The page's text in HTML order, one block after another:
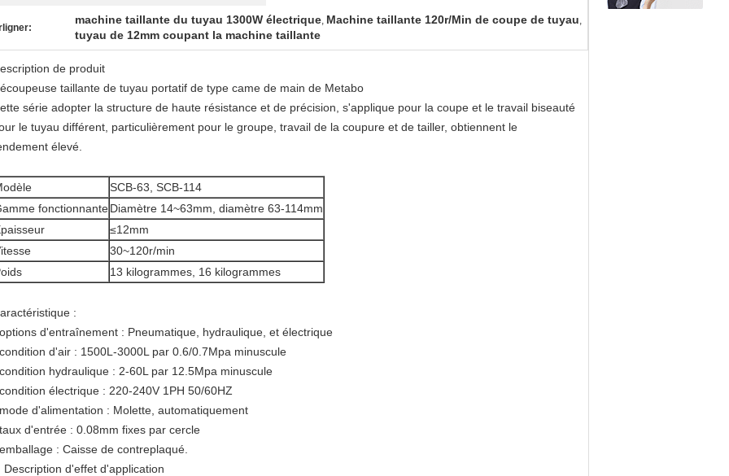
machine taillante du tuyau 1300W électrique, Machine taillante 120r/Min de coupe de tuyau,
tuyau de 12mm coupant la machine taillante
de produit
taillante de tuyau portatif de type came de main de Metabo
série adopter la structure de haute résistance et de précision, s'applique pour la coupe et le travail biseauté
le tuyau différent, particulièrement pour le groupe, travail de la coupure et de tailler, obtiennent le
élevé.
SCB-63, SCB-114
fonctionnanteDiamètre 14~63mm, diamètre 63-114mm
≤12mm
30~120r/min
13 kilogrammes, 16 kilogrammes
:
d'entraînement : Pneumatique, hydraulique, et électrique
d'air : 1500L-3000L par 0.6/0.7Mpa minuscule
hydraulique : 2-60L par 12.5Mpa minuscule
électrique : 220-240V 1PH 50/60HZ
d'alimentation : Molette, automatiquement
d'entrée : 0.08mm fixes par cercle
: Caisse de contreplaqué.
Description d'effet d'application